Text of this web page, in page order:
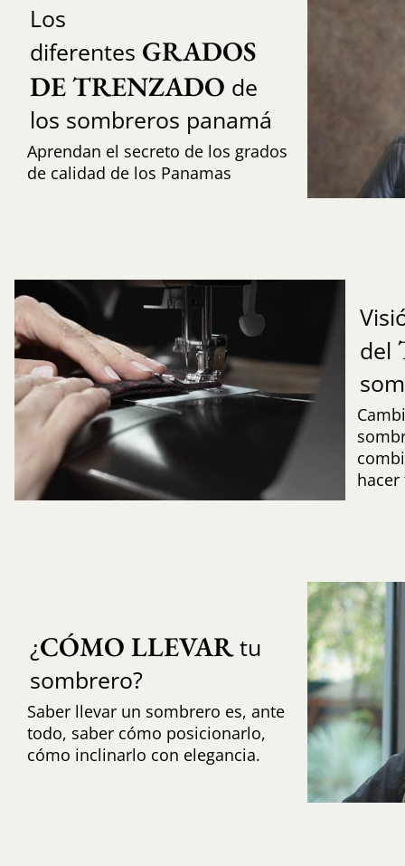
Los
diferentes GRADOS
DE TRENZADO de
los sombreros panamá
Aprendan el secreto de los grados
de calidad de los Panamas
del
¿CÓMO LLEVARtu
sombrero?
Saber llevar un sombrero es, ante
todo, saber cómo posicionarlo,
cómo inclinarlo con elegancia.